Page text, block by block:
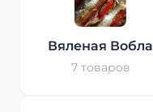
Вяленая Вобла
7 товаров